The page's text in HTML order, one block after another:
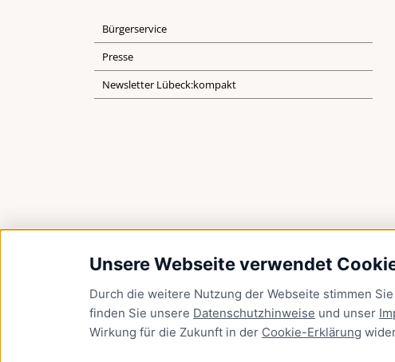
Unsere Webseite verwendet
Durch die weitere Nutzung der Webseite stimmen
finden Sie unsere Datenschutzhinweise und unser
Wirkung für die Zukunft in der Cookie-Erklärung
Bürgerservice
Presse
Newsletter Lübeck:kompakt